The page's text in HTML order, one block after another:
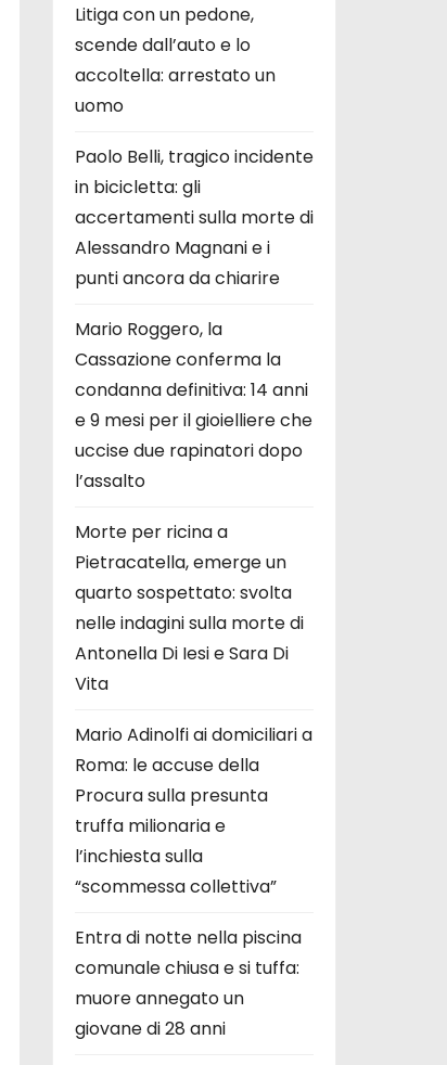
Litiga con un pedone,
scende dall’auto e lo
accoltella: arrestato un
uomo
Paolo Belli, tragico incidente
in bicicletta: gli
accertamenti sulla morte di
Alessandro Magnani e i
punti ancora da chiarire
Mario Roggero, la
Cassazione conferma la
condanna definitiva: 14 anni
e 9 mesi per il gioielliere che
uccise due rapinatori dopo
l’assalto
Morte per ricina a
Pietracatella, emerge un
quarto sospettato: svolta
nelle indagini sulla morte di
Antonella Di Iesi e Sara Di
Vita
Mario Adinolfi ai domiciliari a
Roma: le accuse della
Procura sulla presunta
truffa milionaria e
l’inchiesta sulla
“scommessa collettiva”
Entra di notte nella piscina
comunale chiusa e si tuffa:
muore annegato un
giovane di 28 anni